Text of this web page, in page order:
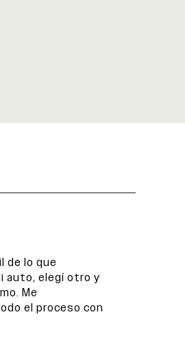
lo que
auto, elegí otro y
Me
el proceso con